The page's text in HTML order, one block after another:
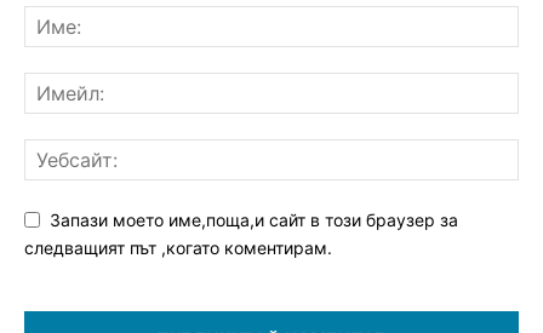
Запази моето име,поща,и сайт в този браузер за
следващият път ,когато коментирам.